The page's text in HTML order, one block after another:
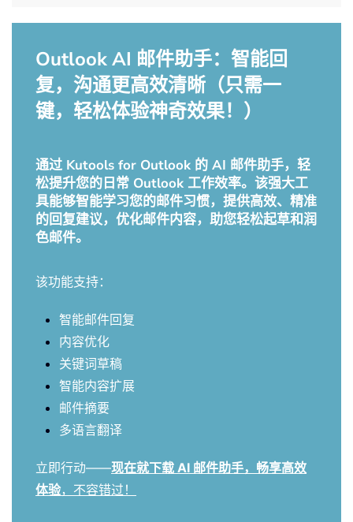
Outlook AI 邮件助手：智能回
复，沟通更高效清晰（只需一
键，轻松体验神奇效果！）
通过 Kutools for Outlook 的 AI 邮件助手，轻
松提升您的日常 Outlook 工作效率。该强大工
具能够智能学习您的邮件习惯，提供高效、精准
的回复建议，优化邮件内容，助您轻松起草和润
色邮件。
该功能支持：
智能邮件回复
内容优化
关键词草稿
智能内容扩展
邮件摘要
多语言翻译
立即行动——现在就下载 AI 邮件助手，畅享高效
体验，不容错过！